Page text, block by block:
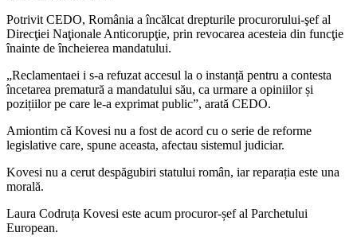
Potrivit CEDO, România a încălcat drepturile procurorului-şef al
Direcţiei Naţionale Anticorupţie, prin revocarea acesteia din funcţie
înainte de încheierea mandatului.
„Reclamentaei i s-a refuzat accesul la o instanță pentru a contesta
încetarea prematură a mandatului său, ca urmare a opiniilor și
pozițiilor pe care le-a exprimat public”, arată CEDO.
Amiontim că Kovesi nu a fost de acord cu o serie de reforme
legislative care, spune aceasta, afectau sistemul judiciar.
Kovesi nu a cerut despăgubiri statului român, iar reparația este una
morală.
Laura Codruța Kovesi este acum procuror-șef al Parchetului
European.